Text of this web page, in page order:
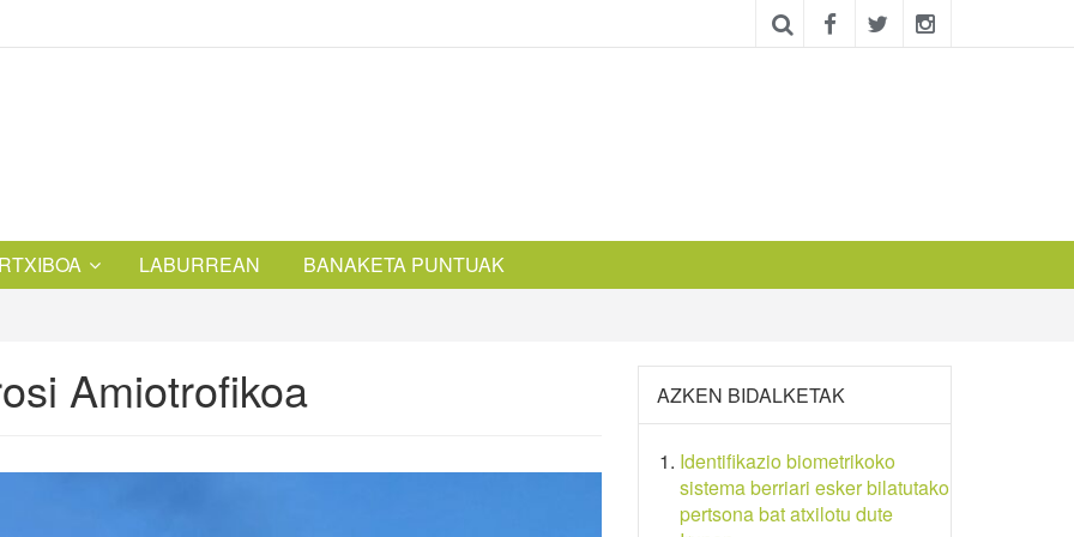
LABURREAN BANAKETA PUNTUAK
Amiotrofikoa AZKEN BIDALKETAK
Identifikazio biometrikoko
sistema berriari esker bilatutako
pertsona bat atxilotu dute